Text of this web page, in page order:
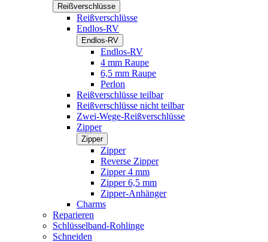
Reißverschlüsse
Reißverschlüsse
Endlos-RV
Endlos-RV
Endlos-RV
4 mm Raupe
6,5 mm Raupe
Perlon
Reißverschlüsse teilbar
Reißverschlüsse nicht teilbar
Zwei-Wege-Reißverschlüsse
Zipper
Zipper
Zipper
Reverse Zipper
Zipper 4 mm
Zipper 6,5 mm
Zipper-Anhänger
Charms
Reparieren
Schlüsselband-Rohlinge
Schneiden